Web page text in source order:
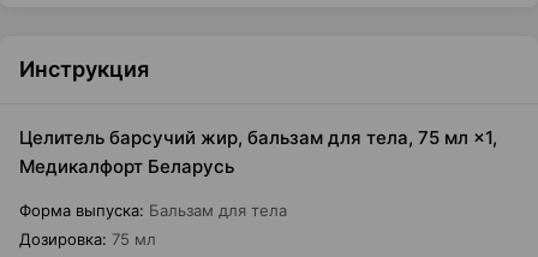
Инструкция
Целитель барсучий жир, бальзам для тела, 75 мл ×1,
Медикалфорт Беларусь
Форма выпуска: Бальзам для тела
Дозировка: 75 мл